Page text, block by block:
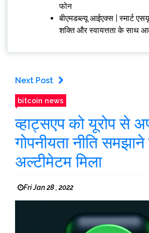
फोन
बीएमडब्ल्यू आईएक्स | स्मार्ट
शक्ति और स्वायत्तता के साथ
Next Post
bitcoin news
व्हाट्सएप को यूरोप से
गोपनीयता नीति
अल्टीमेटम मिला
Fri Jan 28 , 2022